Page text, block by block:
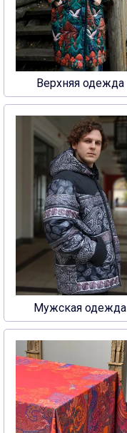
Верхняя одежда
Мужская одежда